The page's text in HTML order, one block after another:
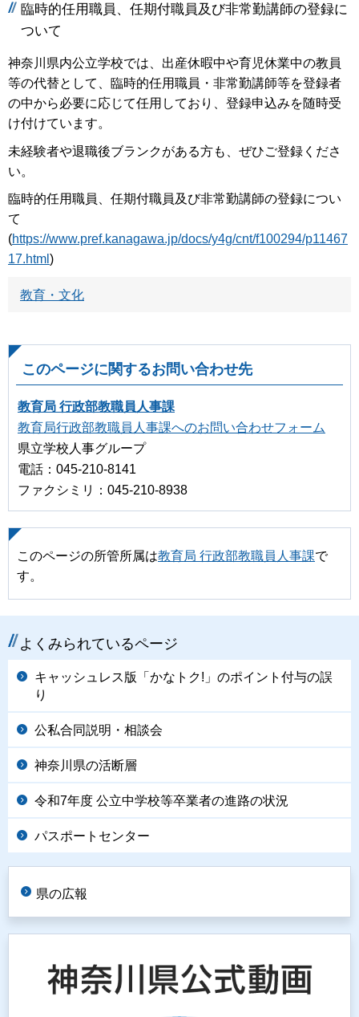
臨時的任用職員、任期付職員及び非常勤講師の登録に
ついて
神奈川県内公立学校では、出産休暇中や育児休業中の教員
等の代替として、臨時的任用職員・非常勤講師等を登録者
の中から必要に応じて任用しており、登録申込みを随時受
け付けています。
未経験者や退職後ブランクがある方も、ぜひご登録くださ
い。
臨時的任用職員、任期付職員及び非常勤講師の登録につい
て
(https://www.pref.kanagawa.jp/docs/y4g/cnt/f100294/p11467
17.html )
教育・文化
このページに関するお問い合わせ先
教育局 行政部教職員人事課
教育局行政部教職員人事課へのお問い合わせフォーム
県立学校人事グループ
電話：045-210-8141
ファクシミリ：045-210-8938
このページの所管所属は教育局 行政部教職員人事課で
す。
よくみられているページ
キャッシュレス版「かなトク!」のポイント付与の誤
り
公私合同説明・相談会
神奈川県の活断層
令和7年度 公立中学校等卒業者の進路の状況
パスポートセンター
県の広報